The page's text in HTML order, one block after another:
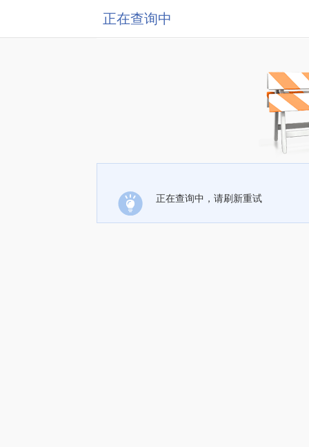
正在查询中
正在查询中，请刷新重试